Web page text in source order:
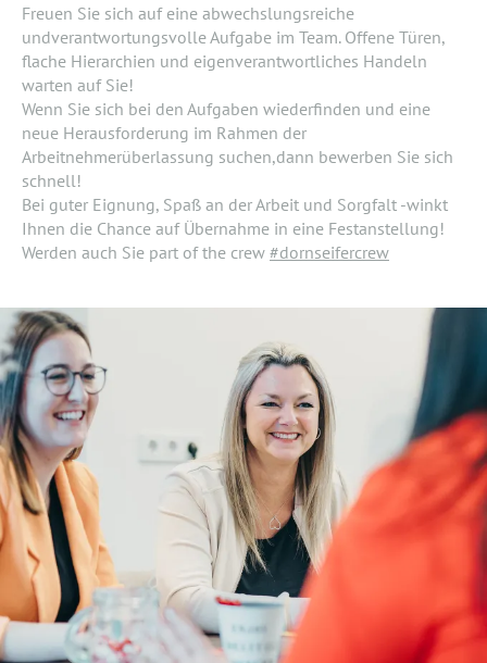
Freuen Sie sich auf eine abwechslungsreiche
undverantwortungsvolle Aufgabe im Team. Offene Türen,
flache Hierarchien und eigenverantwortliches Handeln
warten auf Sie!
Wenn Sie sich bei den Aufgaben wiederfinden und eine
neue Herausforderung im Rahmen der
Arbeitnehmerüberlassung suchen,dann bewerben Sie sich
schnell!
Bei guter Eignung, Spaß an der Arbeit und Sorgfalt -winkt
Ihnen die Chance auf Übernahme in eine Festanstellung!
Werden auch Sie part of the crew #dornseifercrew